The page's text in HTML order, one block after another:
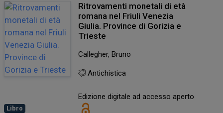
Libro
Ritrovamenti monetali di età
romana nel Friuli Venezia
Giulia. Province di Gorizia e
Trieste
Callegher, Bruno
Antichistica
Edizione digitale ad accesso aperto